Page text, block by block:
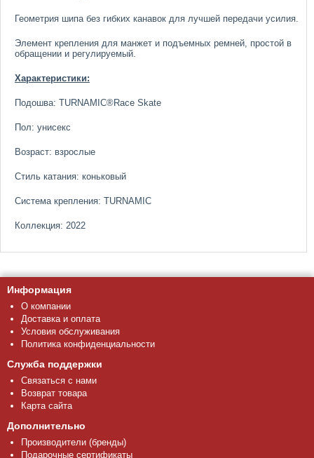
Геометрия шипа без гибких канавок для лучшей передачи усилия.
Элемент крепления для манжет и подъемных ремней, простой в
обращении и регулируемый.
Характеристики:
Подошва: TURNAMIC®Race Skate
Пол: унисекс
Возраст: взрослые
Стиль катания: коньковый
Система крепления: TURNAMIC
Коллекция: 2022
Информация
О компании
Доставка и оплата
Условия обслуживания
Политика конфиденциальности
Служба поддержки
Связаться с нами
Возврат товара
Карта сайта
Дополнительно
Производители (бренды)
Подарочные сертификаты